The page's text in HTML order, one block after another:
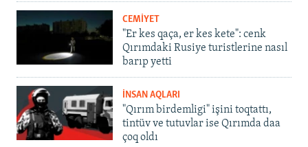
CEMİYET
"Er kes qaça, er kes kete": cenk
Qırımdaki Rusiye turistlerine nasıl
barıp yetti
İNSAN AQLARI
"Qırım birdemligi" işini toqtattı,
tintüv ve tutuvlar ise Qırımda daa
çoq oldı